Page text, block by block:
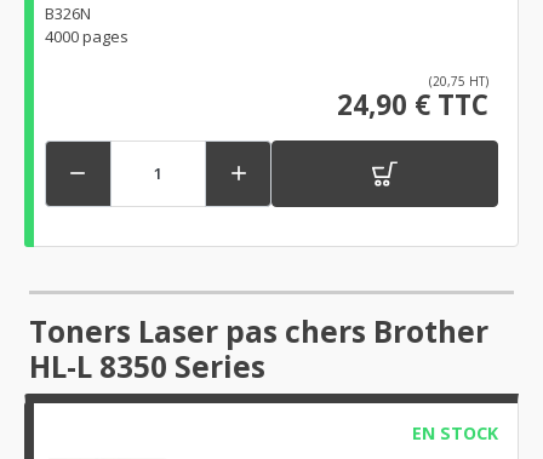
B326N
4000 pages
(20,75 HT)
24,90 € TTC
 
Toners Laser pas chers Brother
HL-L 8350 Series
EN STOCK